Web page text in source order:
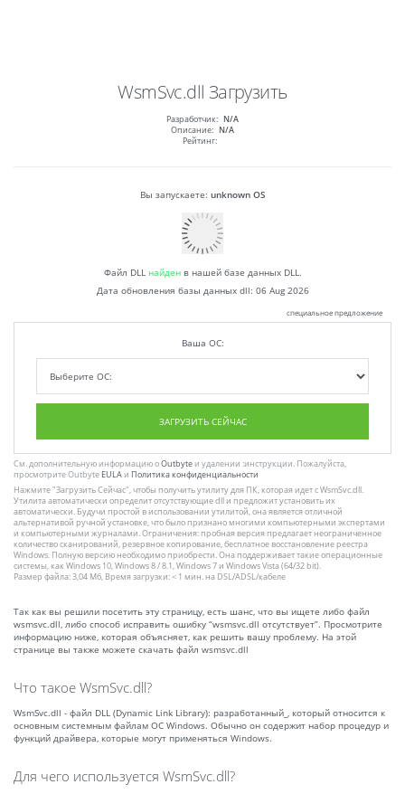
WsmSvc.dll Загрузить
Разработчик: N/A
Описание: N/A
Рейтинг:
Вы запускаете: unknown OS
Файл DLL найденв нашей базе данных DLL.
Дата обновления базы данных dll: 06 Aug 2026
специальное предложение
Ваша ОС:
ЗАГРУЗИТЬ СЕЙЧАС
См. дополнительную информацию оOutbyteи удалении :инструкции. Пожалуйста,
просмотрите Outbyte EULAи Политика конфиденциальности
Нажмите"Загрузить Сейчас", чтобы получить утилиту для ПК, которая идет с WsmSvc.dll.
Утилита автоматически определит отсутствующие dll и предложит установить их
автоматически. Будучи простой в использовании утилитой, она является отличной
альтернативой ручной установке, что было признано многими компьютерными экспертами
и компьютерными журналами. Ограничения: пробная версия предлагает неограниченное
количество сканирований, резервное копирование, бесплатное восстановление реестра
Windows. Полную версию необходимо приобрести. Она поддерживает такие операционные
системы, как Windows 10, Windows 8 / 8.1, Windows 7 и Windows Vista (64/32 bit).
Размер файла: 3,04 Мб, Время загрузки: < 1 мин. на DSL/ADSL/кабеле
Так как вы решили посетить эту страницу, есть шанс, что вы ищете либо файл
wsmsvc.dll, либо способ исправить ошибку “wsmsvc.dll отсутствует”. Просмотрите
информацию ниже, которая объясняет, как решить вашу проблему. На этой
странице вы также можете скачать файл wsmsvc.dll
Что такое WsmSvc.dll?
WsmSvc.dll - файл DLL (Dynamic Link Library): разработанный_, который относится к
основным системным файлам ОС Windows. Обычно он содержит набор процедур и
функций драйвера, которые могут применяться Windows.
Для чего используется WsmSvc.dll?